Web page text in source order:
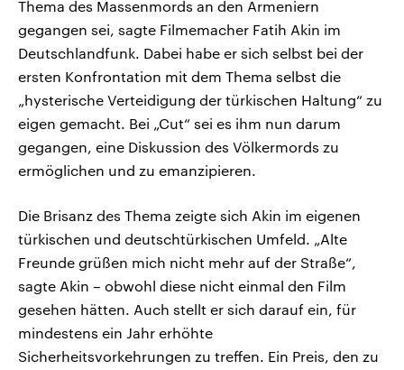
Thema des Massenmords an den Armeniern
gegangen sei, sagte Filmemacher Fatih Akin im
Deutschlandfunk. Dabei habe er sich selbst bei der
ersten Konfrontation mit dem Thema selbst die
„hysterische Verteidigung der türkischen Haltung“ zu
eigen gemacht. Bei „Cut“ sei es ihm nun darum
gegangen, eine Diskussion des Völkermords zu
ermöglichen und zu emanzipieren.
Die Brisanz des Thema zeigte sich Akin im eigenen
türkischen und deutschtürkischen Umfeld. „Alte
Freunde grüßen mich nicht mehr auf der Straße“,
sagte Akin – obwohl diese nicht einmal den Film
gesehen hätten. Auch stellt er sich darauf ein, für
mindestens ein Jahr erhöhte
Sicherheitsvorkehrungen zu treffen. Ein Preis, den zu